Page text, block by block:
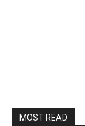
MOST READ